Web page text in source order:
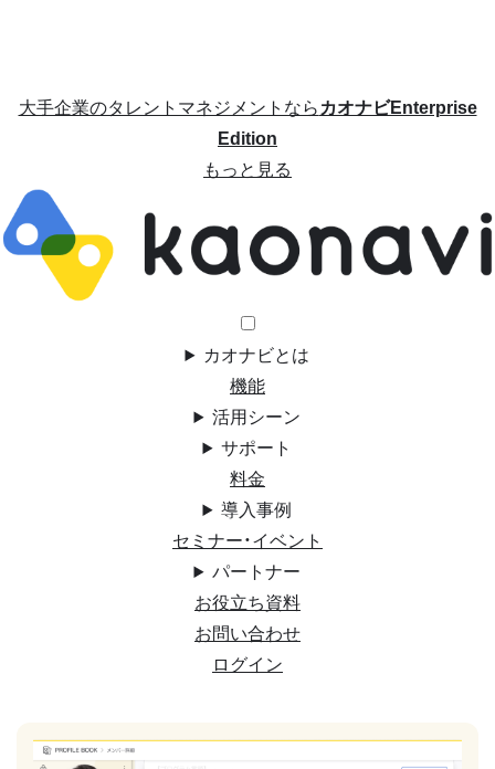
大手企業のタレントマネジメントならカオナビEnterprise
Edition
もっと見る
カオナビとは
機能
活用シーン
サポート
料金
導入事例
セミナー・イベント
パートナー
お役立ち資料
お問い合わせ
ログイン